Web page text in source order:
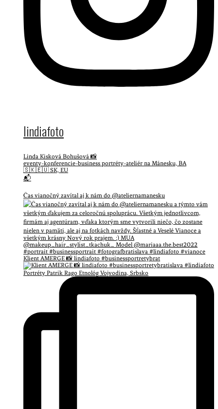
lindiafoto
Linda Kisková Bohušová 📸
eventy-konferencie-business portréty-ateliér na Mánesku, BA
🇸🇰🇪🇺 SK, EU
📬
Čas vianočný zavítal aj k nám do @ateliernamanesku
Klient AMERGE 📸 lindiafoto #businessportretybrat
Portréty Patrik Rago Etnológ Vojvodina, Srbsko